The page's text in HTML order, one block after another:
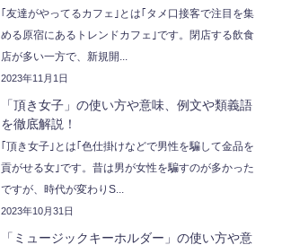
｢友達がやってるカフェ｣とは｢タメ口接客で注目を集
める原宿にあるトレンドカフェ｣です。閉店する飲食
店が多い一方で、新規開...
2023年11月1日
「頂き女子」の使い方や意味、例文や類義語
を徹底解説！
｢頂き女子｣とは｢色仕掛けなどで男性を騙して金品を
貢がせる女｣です。昔は男が女性を騙すのが多かった
ですが、時代が変わりS...
2023年10月31日
「ミュージックキーホルダー」の使い方や意